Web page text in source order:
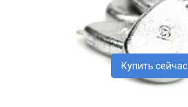
Купить сейчас